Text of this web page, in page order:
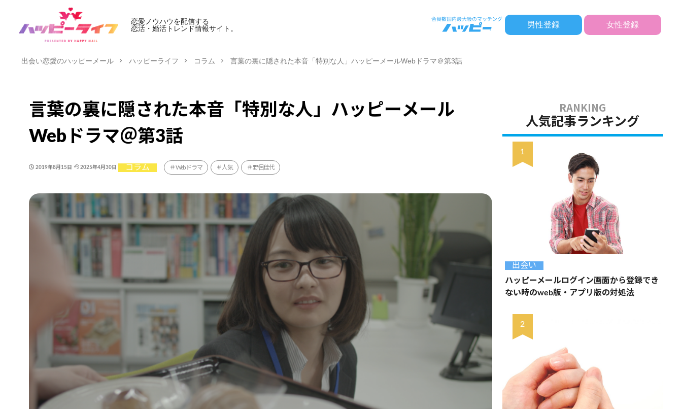
恋愛ノウハウを配信する
恋活・婚活トレンド情報サイト。
男性登録 女性登録
出会い恋愛のハッピーメール ハッピーライフ コラム 言葉の裏に隠された本音「特別な人」ハッピーメールWebドラマ＠第3話
言葉の裏に隠された本音「特別な人」ハッピーメール
Webドラマ＠第3話
2019年8月15日 2025年4月30日 コラム Webドラマ 人気 野呂佳代
人気記事ランキング
出会い
ハッピーメールログイン画面から登録でき
ない時のweb版・アプリ版の対処法